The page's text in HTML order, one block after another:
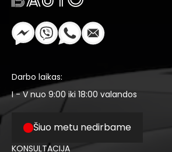
Darbo laikas:
I - V nuo 9:00 iki 18:00 valandos
Šiuo metu nedirbame
KONSULTACIJA